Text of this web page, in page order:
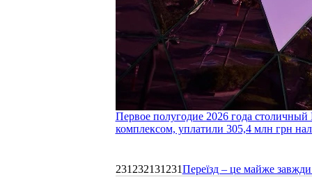
Первое полугодие 2026 года
комплексом, уплатили 305,4 млн грн
231232131231Переїзд – це майже